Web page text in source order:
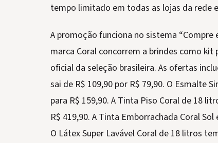
tempo limitado em todas as lojas da rede
A promoção funciona no sistema “Compre
marca Coral concorrem a brindes como
oficial da seleção brasileira. As ofertas
sai de R$ 109,90 por R$ 79,90. O Esmalte
para R$ 159,90. A Tinta Piso Coral de 18
R$ 419,90. A Tinta Emborrachada Coral
O Látex Super Lavável Coral de 18 litros